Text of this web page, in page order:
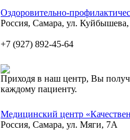
Оздоровительно-
Россия, Самара, ул.
+7 (927) 892-45-64
Приходя в наш центр, Вы
каждому пациенту.
Медицинский центр
Россия, Самара, ул. Мяги, 7А